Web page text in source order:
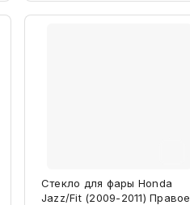
Стекло для фары Honda
Jazz/Fit (2009-2011) Правое